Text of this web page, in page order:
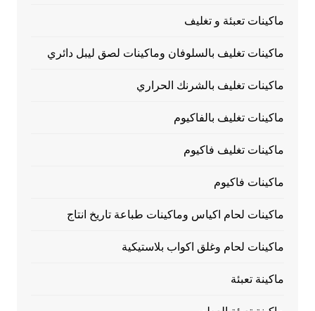
ماكينات تعبئة و تغليف
ماكينات تغليف بالسلوفان وماكينات لصق ليبل دائري
ماكينات تغليف بالشرنك الحراري
ماكينات تغليف بالفاكيوم
ماكينات تغليف فاكيوم
ماكينات فاكيوم
ماكينات لحام اكياس وماكينات طباعة تاريخ انتاج
ماكينات لحام وغلق اكواب بلاستيكية
ماكينة تعبئة